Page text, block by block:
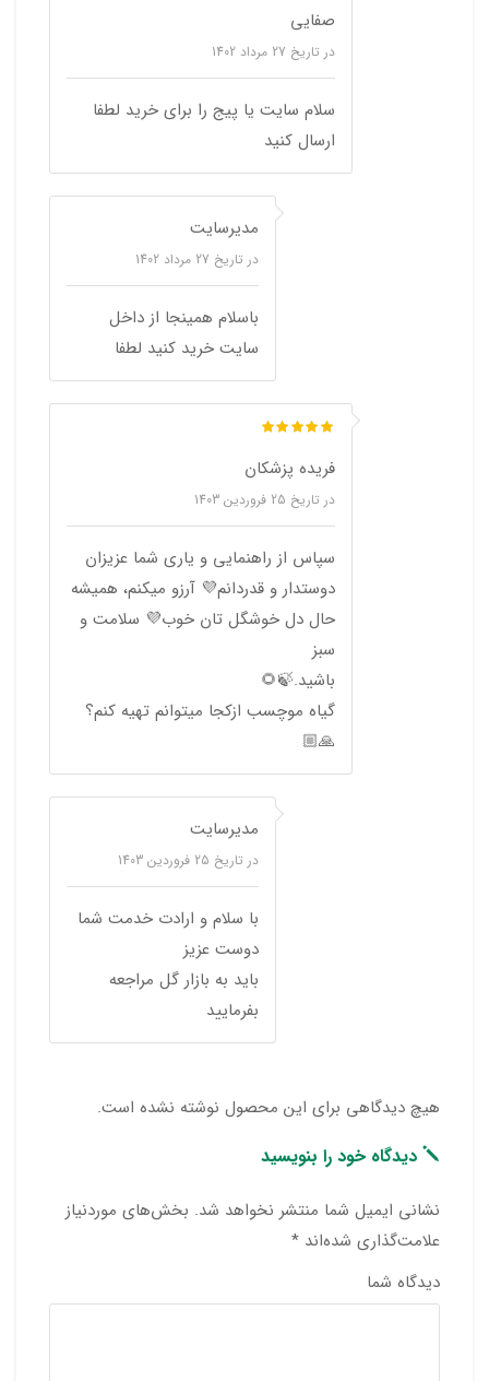
صفایی
در تاریخ 27 مرداد 1402
سلام سایت یا پیج را برای خرید لطفا
ارسال کنید
مدیرسایت
در تاریخ 27 مرداد 1402
باسلام همینجا از داخل
سایت خرید کنید لطفا
فریده پزشکان
در تاریخ 25 فروردین 1403
سپاس از راهنمایی و یاری شما عزیزان
دوستدار و قدردانم💜 آرزو میکنم، همیشه
حال دل خوشگل تان خوب💜 سلامت و
سبز
باشید.🍃🌻
گیاه موچسب ازکجا میتوانم تهیه کنم؟
🙏🏼
مدیرسایت
در تاریخ 25 فروردین 1403
با سلام و ارادت خدمت شما
دوست عزیز
باید به بازار گل مراجعه
بفرمایید
هیچ دیدگاهی برای این محصول نوشته نشده است.
دیدگاه خود را بنویسید
نشانی ایمیل شما منتشر نخواهد شد. بخش‌های موردنیاز
علامت‌گذاری شده‌اند *
دیدگاه شما